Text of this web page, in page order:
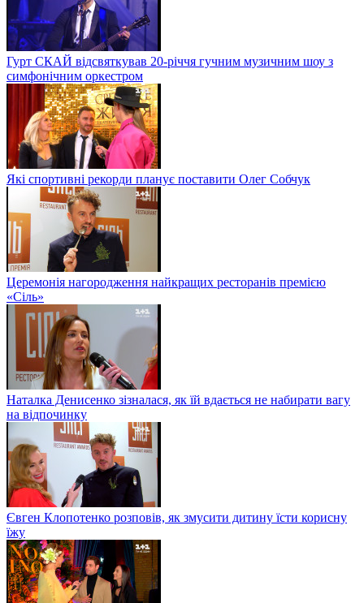
Гурт СКАЙ відсвяткував 20-річчя гучним музичним шоу з
симфонічним оркестром
Які спортивні рекорди планує поставити Олег Собчук
Церемонія нагородження найкращих ресторанів премією
«Сіль»
Наталка Денисенко зізналася, як їй вдається не набирати вагу
на відпочинку
Євген Клопотенко розповів, як змусити дитину їсти корисну
їжу